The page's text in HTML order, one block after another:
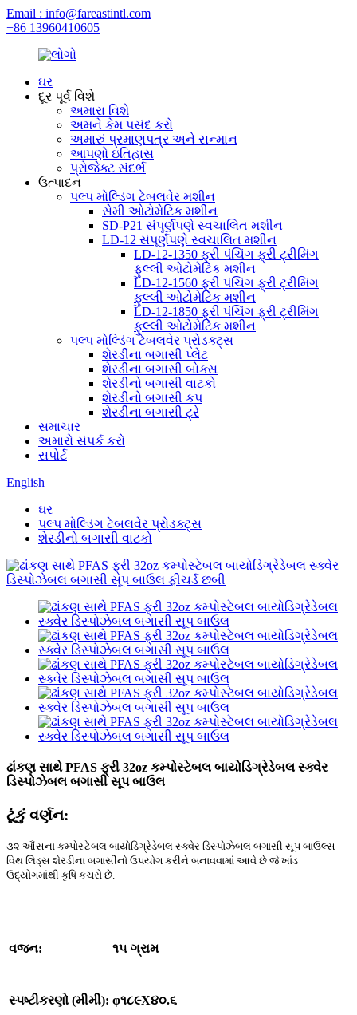
Email : info@fareastintl.com
+86 13960410605
ઘર
દૂર પૂર્વ વિશે
અમારા વિશે
અમને કેમ પસંદ કરો
અમારું પ્રમાણપત્ર અને સન્માન
આપણો ઇતિહાસ
પ્રોજેક્ટ સંદર્ભ
ઉત્પાદન
પલ્પ મોલ્ડિંગ ટેબલવેર મશીન
સેમી ઓટોમેટિક મશીન
SD-P21 સંપૂર્ણપણે સ્વચાલિત મશીન
LD-12 સંપૂર્ણપણે સ્વચાલિત મશીન
LD-12-1350 ફ્રી પંચિંગ ફ્રી ટ્રીમિંગ
ફુલ્લી ઓટોમેટિક મશીન
LD-12-1560 ફ્રી પંચિંગ ફ્રી ટ્રીમિંગ
ફુલ્લી ઓટોમેટિક મશીન
LD-12-1850 ફ્રી પંચિંગ ફ્રી ટ્રીમિંગ
ફુલ્લી ઓટોમેટિક મશીન
પલ્પ મોલ્ડિંગ ટેબલવેર પ્રોડક્ટ્સ
શેરડીના બગાસી પ્લેટ
શેરડીના બગાસી બોક્સ
શેરડીનો બગાસી વાટકો
શેરડીનો બગાસી કપ
શેરડીના બગાસી ટ્રે
સમાચાર
અમારો સંપર્ક કરો
સપોર્ટ
English
ઘર
પલ્પ મોલ્ડિંગ ટેબલવેર પ્રોડક્ટ્સ
શેરડીનો બગાસી વાટકો
ઢાંકણ સાથે PFAS ફ્રી 32oz કમ્પોસ્ટેબલ બાયોડિગ્રેડેબલ સ્ક્વેર
ડિસ્પોઝેબલ બગાસી સૂપ બાઉલ
ટૂંકું વર્ણન:
૩૨ ઔંસના કમ્પોસ્ટેબલ બાયોડિગ્રેડેબલ સ્ક્વેર ડિસ્પોઝેબલ બગાસી સૂપ બાઉલ્સ
વિથ લિડ્સ શેરડીના બગાસીનો ઉપયોગ કરીને બનાવવામાં આવે છે જે ખાંડ
ઉદ્યોગમાંથી કૃષિ કચરો છે.
વજન: ૧૫ ગ્રામ
સ્પષ્ટીકરણો (મીમી): φ૧૮૯X૪૦.૬